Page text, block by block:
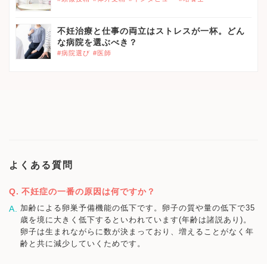
不妊治療と仕事の両立はストレスが一杯。どん
な病院を選ぶべき？
#病院選び #医師
よくある質問
不妊症の一番の原因は何ですか？
加齢による卵巣予備機能の低下です。卵子の質や量の低下で35
歳を境に大きく低下するといわれています(年齢は諸説あり)。
卵子は生まれながらに数が決まっており、増えることがなく年
齢と共に減少していくためです。